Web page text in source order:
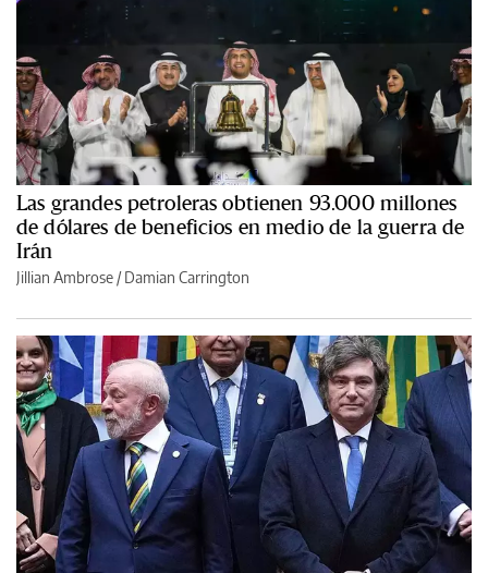
Las grandes petroleras obtienen 93.000 millones
de dólares de beneficios en medio de la guerra de
Irán
Jillian Ambrose / Damian Carrington